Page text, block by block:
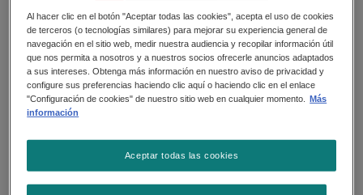
socios comerciales (quienes por contrato han acordado
mantener segura toda la información) acceden a su
información personal. Todo el personal de Nestlé que
tiene acceso a su información personal debe adherirse a
la Política de Privacidad del Grupo Nestlé y los
empleados de terceros que accedan a su información
que acceden a su información personal, garantizan que
esta información se mantenga segura. Para asegurar la
Al hacer clic en el botón "Aceptar todas las cookies", acepta el uso de cookies
de terceros (o tecnologías similares) para mejorar su experiencia general de
navegación en el sitio web, medir nuestra audiencia y recopilar información útil
que nos permita a nosotros y a nuestros socios ofrecerle anuncios adaptados
a sus intereses. Obtenga más información en nuestro aviso de privacidad y
configure sus preferencias haciendo clic aquí o haciendo clic en el enlace
"Configuración de cookies" de nuestro sitio web en cualquier momento.
Más
información
Aceptar todas las cookies